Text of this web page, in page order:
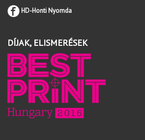
HD-Honti Nyomda
DÍJAK, ELISMERÉSEK